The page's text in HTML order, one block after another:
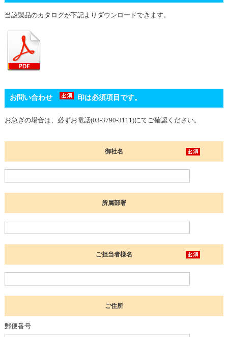
当該製品のカタログが下記よりダウンロードできます。
お問い合わせ 印は必須項目です。
お急ぎの場合は、必ずお電話(03-3790-3111)にてご確認ください。
御社名
所属部署
ご担当者様名
ご住所
郵便番号